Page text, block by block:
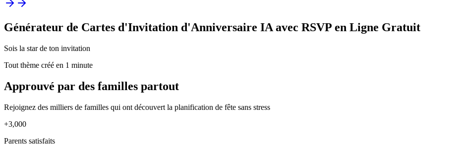
Générateur de Cartes d'Invitation d'Anniversaire IA avec RSVP en Ligne Gratuit
Sois la star de ton invitation
Tout thème créé en 1 minute
Approuvé par des familles partout
Rejoignez des milliers de familles qui ont découvert la planification de fête sans stress
+3,000
Parents satisfaits